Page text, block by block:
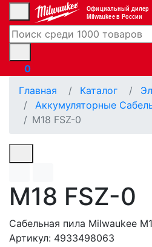
Официальный дилер
Milwaukee в России
0
Главная
Каталог
Аккумуляторные
M18 FSZ-0
M18 FSZ-0
Сабельная пила Milwaukee
Артикул: 4933498063